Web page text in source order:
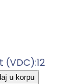
(VDC):12
u korpu